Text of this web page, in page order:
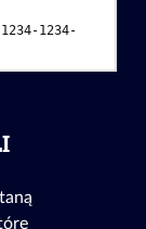
1234-